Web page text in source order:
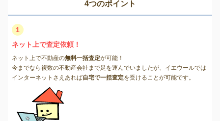
4つのポイント
1
ネット上で査定依頼！
ネット上で不動産の無料一括査定が可能！
今までなら複数の不動産会社まで足を運んでいましたが、イエウールでは
インターネットさえあれば自宅で一括査定を受けることが可能です。